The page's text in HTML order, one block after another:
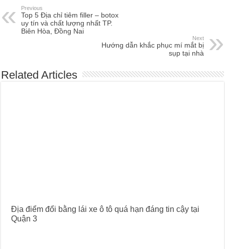
Previous
Top 5 Địa chỉ tiêm filler – botox
uy tín và chất lượng nhất TP.
Biên Hòa, Đồng Nai
Next
Hướng dẫn khắc phục mí mắt bị
sụp tại nhà
Related Articles
Địa điểm đổi bằng lái xe ô tô quá hạn đáng tin cậy tại
Quận 3